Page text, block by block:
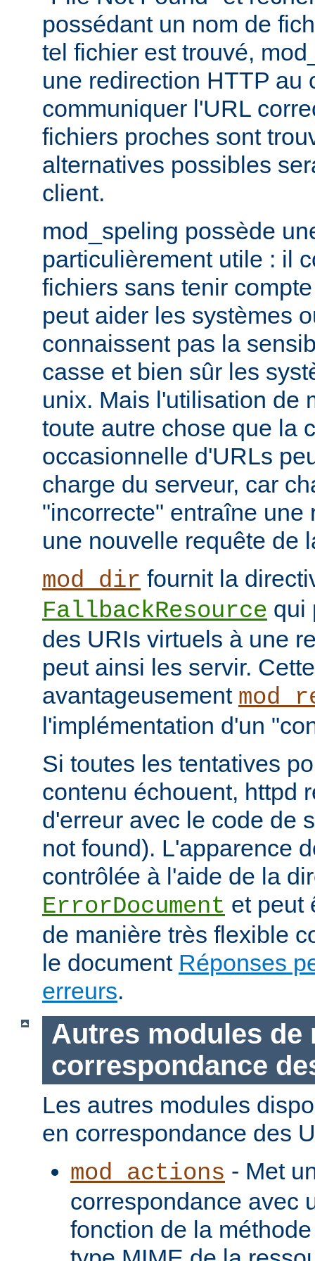
possédant un nom de
tel fichier est trouvé,
une redirection HTTP au
communiquer l'URL
fichiers proches sont
alternatives possibles
client.
mod_speling possède
particulièrement utile : il
fichiers sans tenir
peut aider les systèmes
connaissent pas la
casse et bien sûr les
unix. Mais l'utilisation de
toute autre chose que la
occasionnelle d'URLs
charge du serveur, car
"incorrecte" entraîne une
une nouvelle requête de
mod_dir fournit la
FallbackResource qui
des URIs virtuels à une
peut ainsi les servir.
avantageusement
l'implémentation d'un
Si toutes les tentatives
contenu échouent, httpd
d'erreur avec le code de
not found). L'apparence
contrôlée à l'aide de la
ErrorDocument et peut
de manière très flexible
le document Réponses
erreurs.
Autres modules de
correspondance
Les autres modules
en correspondance des
mod_actions - Met
correspondance avec
fonction de la